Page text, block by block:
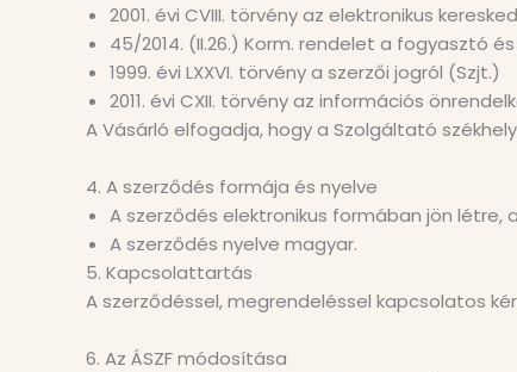
2001. évi CVIII. törvény az elektronikus
45/2014. (II.26.) Korm. rendelet a fogyasztó
1999. évi LXXVI. törvény a szerzői jogról (Szjt.)
2011. évi CXII. törvény az információs
A Vásárló elfogadja, hogy a Szolgáltató
4. A szerződés formája és nyelve
A szerződés elektronikus formában jön
A szerződés nyelve magyar.
5. Kapcsolattartás
A szerződéssel, megrendeléssel kapcsolatos
6. Az ÁSZF módosítása